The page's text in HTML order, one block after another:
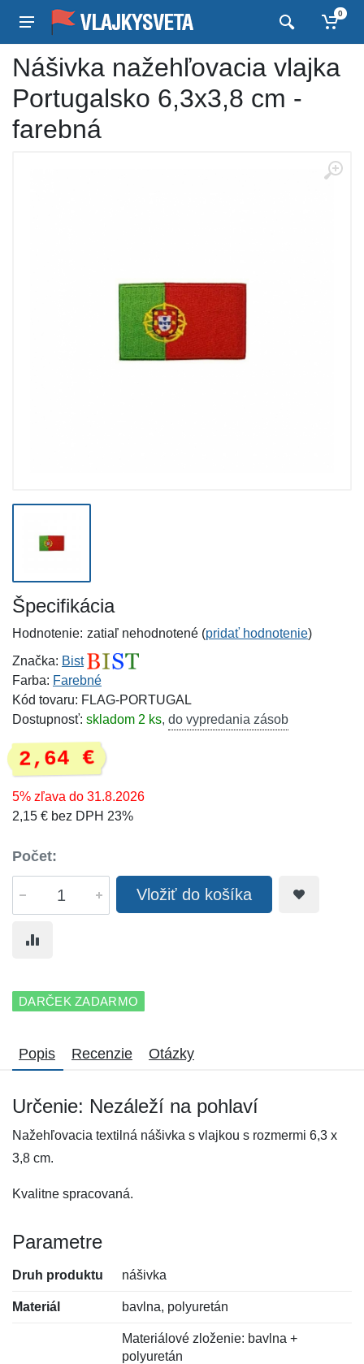
0
Nášivka nažehľovacia vlajka
Portugalsko 6,3x3,8 cm -
farebná
Špecifikácia
Hodnotenie: zatiaľ nehodnotené (pridať hodnotenie)
Značka: Bist
Farba: Farebné
Kód tovaru: FLAG-PORTUGAL
Dostupnosť: skladom 2 ks, do vypredania zásob
2,64 €
5% zľava do 31.8.2026
2,15 € bez DPH 23%
Počet:
Vložiť do košíka
DARČEK ZADARMO
Popis Recenzie Otázky
Určenie: Nezáleží na pohlaví
Nažehľovacia textilná nášivka s vlajkou s rozmermi 6,3 x
3,8 cm.
Kvalitne spracovaná.
Parametre
Druh produktu nášivka
Materiál bavlna, polyuretán
Materiálové zloženie: bavlna +
polyuretán